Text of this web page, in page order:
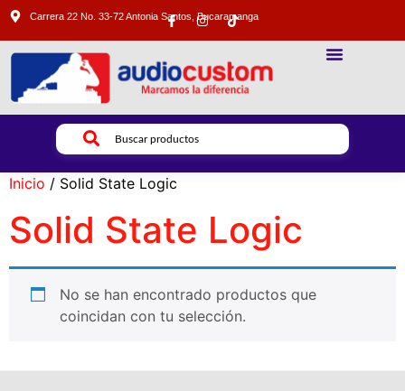
Carrera 22 No. 33-72 Antonia Santos, Bucaramanga
Inicio / Solid State Logic
Solid State Logic
No se han encontrado productos que
coincidan con tu selección.